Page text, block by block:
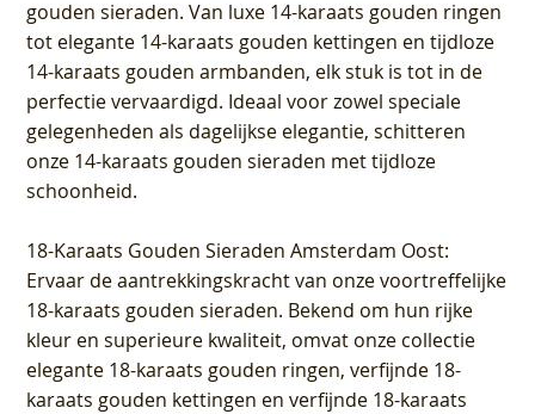
gouden sieraden. Van luxe 14-karaats gouden ringen
tot elegante 14-karaats gouden kettingen en tijdloze
14-karaats gouden armbanden, elk stuk is tot in de
perfectie vervaardigd. Ideaal voor zowel speciale
gelegenheden als dagelijkse elegantie, schitteren
onze 14-karaats gouden sieraden met tijdloze
schoonheid.
18-Karaats Gouden Sieraden Amsterdam Oost:
Ervaar de aantrekkingskracht van onze voortreffelijke
18-karaats gouden sieraden. Bekend om hun rijke
kleur en superieure kwaliteit, omvat onze collectie
elegante 18-karaats gouden ringen, verfijnde 18-
karaats gouden kettingen en verfijnde 18-karaats